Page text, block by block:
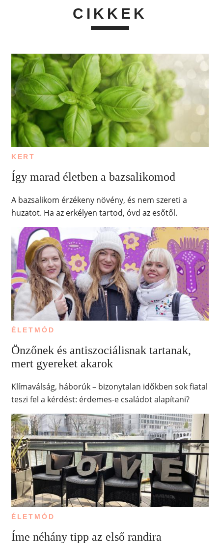
CIKKEK
KERT
Így marad életben a bazsalikomod
A bazsalikom érzékeny növény, és nem szereti a
huzatot. Ha az erkélyen tartod, óvd az esőtől.
ÉLETMÓD
Önzőnek és antiszociálisnak tartanak,
mert gyereket akarok
Klímaválság, háborúk – bizonytalan időkben sok fiatal
teszi fel a kérdést: érdemes-e családot alapítani?
ÉLETMÓD
Íme néhány tipp az első randira